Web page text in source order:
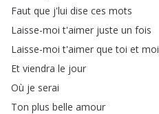
Faut que j'lui dise ces mots
Laisse-moi t'aimer juste un fois
Laisse-moi t'aimer que toi et moi
Et viendra le jour
Où je serai
Ton plus belle amour